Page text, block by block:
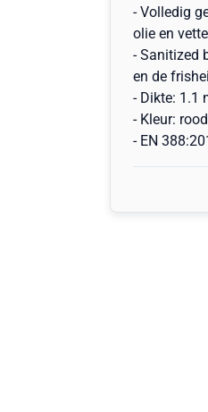
- Volledig
olie en
- Sanitized
en de
- Dikte: 1.1
- Kleur: rood
- EN